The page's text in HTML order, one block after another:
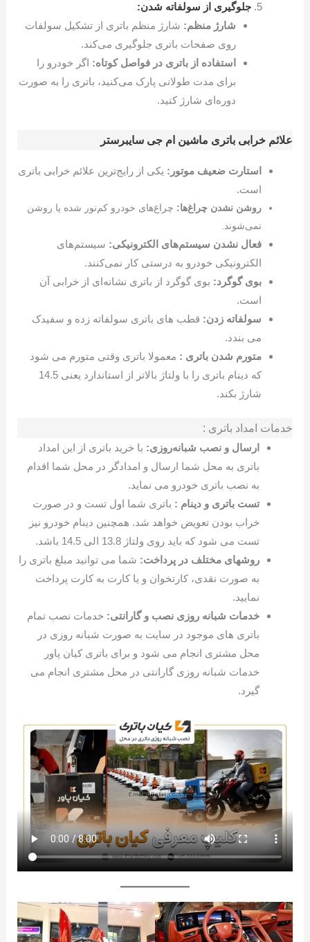
جلوگیری از سولفاته شدن:
شارژ منظم: شارژ منظم باتری از تشکیل سولفات
روی صفحات باتری جلوگیری می‌کند.
استفاده از باتری در فواصل کوتاه: اگر خودرو را
برای مدت طولانی پارک می‌کنید، باتری را به صورت
دوره‌ای شارژ کنید.
علائم خرابی باتری ماشین ام جی سایبرستر
استارت ضعیف موتور: یکی از رایج‌ترین علائم خرابی باتری
است.
روشن نشدن چراغ‌ها: چراغ‌های خودرو کم‌نور شده یا روشن
نمی‌شوند.
فعال نشدن سیستم‌های الکترونیکی: سیستم‌های
الکترونیکی خودرو به درستی کار نمی‌کنند.
بوی گوگرد: بوی گوگرد از باتری نشانه‌ای از خرابی آن
است.
سولفاته زدن: قطب های باتری سولفاته زده و سفیدک
می بندد.
متورم شدن باتری : معمولا باتری وقتی متورم می شود
که دینام باتری را با ولتاژ بالاتر از استاندارد یعنی 14.5
شارژ بکند.
خدمات امداد باتری :
ارسال و نصب شبانه‌روزی: با خرید باتری از این امداد
باتری به محل شما ارسال و امدادگر در محل شما اقدام
به نصب باتری خودرو می نماید.
تست باتری و دینام : باتری شما اول تست و در صورت
خراب بودن تعویض خواهد شد. همچنین دینام خودرو نیز
تست می شود که باید روی ولتاژ 13.8 الی 14.5 باشد.
روشهای مختلف در پرداخت: شما می توانید مبلغ باتری را
به صورت نقدی، کارتخوان و یا کارت به کارت پرداخت
نمایید.
خدمات شبانه روزی نصب و گارانتی: خدمات نصب تمام
باتری های موجود در سایت به صورت شبانه روزی در
محل مشتری انجام می شود و برای باتری کیان پاور
خدمات شبانه روزی گارانتی در محل مشتری انجام می
گیرد.